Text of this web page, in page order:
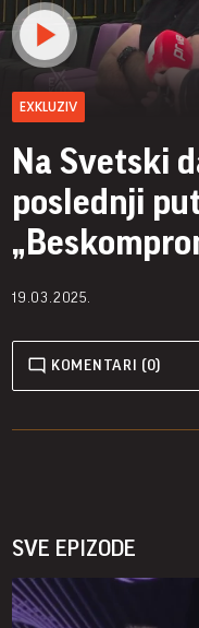
EXKLUZIV
Na Svetski
poslednji
19.03.2025.
KOMENTARI (0)
SVE EPIZODE